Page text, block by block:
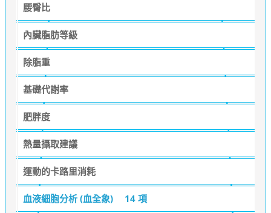
腰臀比
內臟脂肪等級
除脂重
基礎代謝率
肥胖度
熱量攝取建議
運動的卡路里消耗
血液細胞分析 (血全象) 14 項